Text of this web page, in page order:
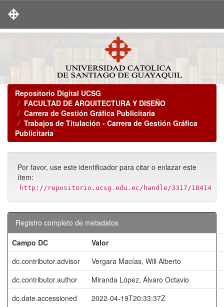
Repositorio Digital UCSG
FACULTAD DE ARQUITECTURA Y DISEÑO
Carrera de Gestión Gráfica Publicitaria
Trabajos de Titulación - Carrera de Gestión Gráfica
Publicitaria
Por favor, use este identificador para citar o enlazar este
ítem:
http://repositorio.ucsg.edu.ec/handle/3317/18414
Registro completo de metadatos
Campo DC
Valor
dc.contributor.advisor
Vergara Macías, Will Alberto
dc.contributor.author
Miranda López, Álvaro Octavio
dc.date.accessioned
2022-04-19T20:33:37Z